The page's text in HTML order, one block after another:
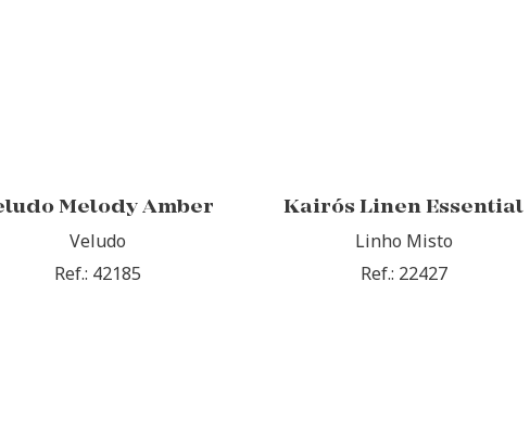
Melody Amber
Veludo
Ref.: 42185
Kairós Linen Essential
Linho Misto
Ref.: 22427